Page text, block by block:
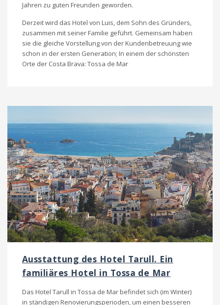
Jahren zu guten Freunden geworden.
Derzeit wird das Hotel von Luis, dem Sohn des Gründers,
zusammen mit seiner Familie geführt. Gemeinsam haben
sie die gleiche Vorstellung von der Kundenbetreuung wie
schon in der ersten Generation; In einem der schönsten
Orte der Costa Brava: Tossa de Mar
Ausstattung des Hotel Tarull. Ein
familiäres Hotel in Tossa de Mar
Das Hotel Tarull in Tossa de Mar befindet sich (im Winter)
in ständigen Renovierungsperioden, um einen besseren